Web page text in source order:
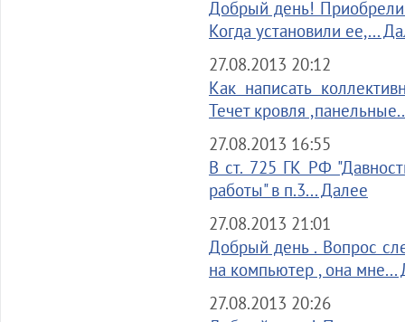
Добрый день! Приобрели
Когда установили ее,...
27.08.2013 20:12
Как написать
Течет кровля
27.08.2013 16:55
В ст. 725 ГК РФ
работы" в п.3... Далее
27.08.2013 21:01
Добрый день . Вопрос
на компьютер , она мне...
27.08.2013 20:26